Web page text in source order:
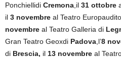
Ponchiellidi Cremona ,il 31 ottobre
il 3 novembre al Teatro
novembre al Teatro Galleria di
Gran Teatro Geoxdi Padova ,l’8
di Brescia, il 13 novembre al